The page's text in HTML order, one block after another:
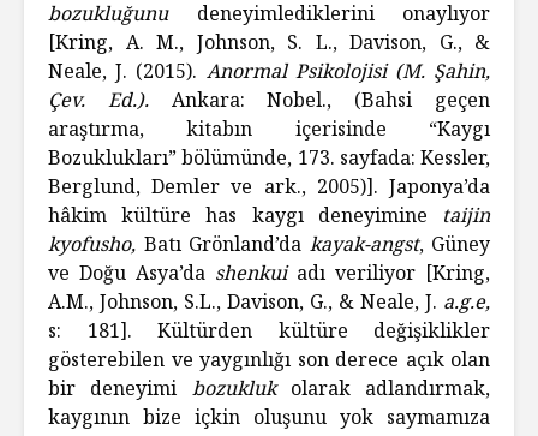
bozukluğunudeneyimlediklerini onaylıyor
[Kring, A. M., Johnson, S. L., Davison, G., &
Neale, J. (2015). Anormal Psikolojisi (M. Şahin,
Çev. Ed.).Ankara: Nobel., (Bahsi geçen
araştırma, kitabın içerisinde “Kaygı
Bozuklukları” bölümünde, 173. sayfada: Kessler,
Berglund, Demler ve ark., 2005)]. Japonya’da
hâkim kültüre has kaygı deneyimine taijin
kyofusho, Batı Grönland’da kayak-angst, Güney
ve Doğu Asya’da shenkuiadı veriliyor [Kring,
A.M., Johnson, S.L., Davison, G., & Neale, J. a.g.e,
s: 181]. Kültürden kültüre değişiklikler
gösterebilen ve yaygınlığı son derece açık olan
bir deneyimi bozuklukolarak adlandırmak,
kaygının bize içkin oluşunu yok saymamıza